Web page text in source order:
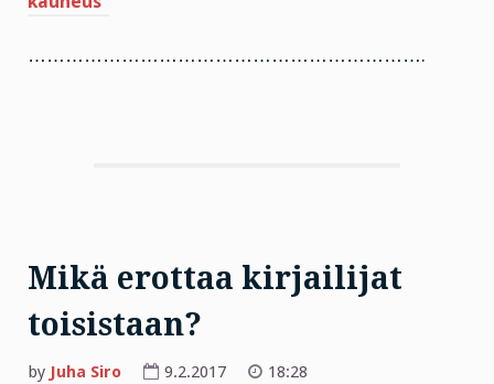
……………………………………………………….
Mikä erottaa kirjailijat
toisistaan?
by Juha Siro 9.2.2017
18:28